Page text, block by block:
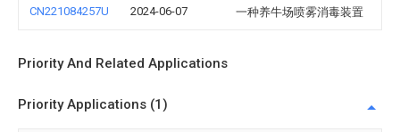
CN221084257U 2024-06-07 一种养牛场喷雾消毒装置
Priority And Related Applications
Priority Applications (1)